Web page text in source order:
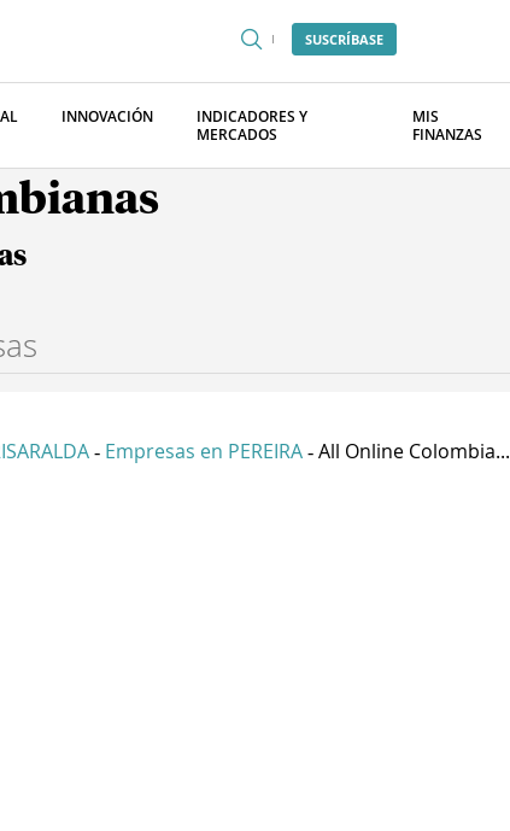
SUSCRÍBASE
INNOVACIÓN
INDICADORES Y
MERCADOS
MIS
FINANZAS
- Empresas en PEREIRA - All Online Colombia...